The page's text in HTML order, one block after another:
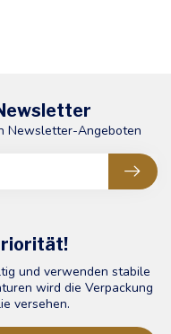
und verwenden stabile
wird die Verpackung
versehen.
Newsletter-Angeboten